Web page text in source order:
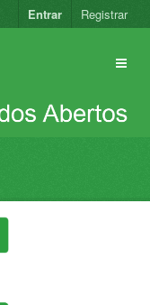
Entrar Registrar